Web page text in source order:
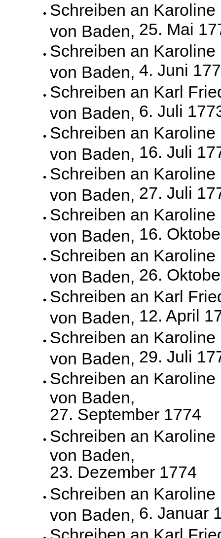
Schreiben an Karoline
von Baden, 25. Mai
Schreiben an Karoline
von Baden, 4. Juni
Schreiben an Karl
von Baden, 6. Juli
Schreiben an Karoline
von Baden, 16. Juli
Schreiben an Karoline
von Baden, 27. Juli
Schreiben an Karoline
von Baden, 16.
Schreiben an Karoline
von Baden, 26.
Schreiben an Karl
von Baden, 12. April
Schreiben an Karoline
von Baden, 29. Juli
Schreiben an Karoline
von Baden,
27. September 1774
Schreiben an Karoline
von Baden,
23. Dezember 1774
Schreiben an Karoline
von Baden, 6. Januar